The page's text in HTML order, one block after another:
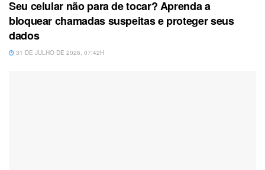
Seu celular não para de tocar? Aprenda a
bloquear chamadas suspeitas e proteger seus
dados
31 DE JULHO DE 2026, 07:42H